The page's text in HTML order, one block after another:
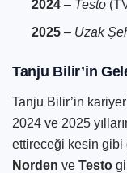
2024 – Testo
2025 – Uzak
Tanju Bilir’in
Tanju Bilir’in
2024 ve 2025
ettireceği kesin gibi
Norden ve Testo